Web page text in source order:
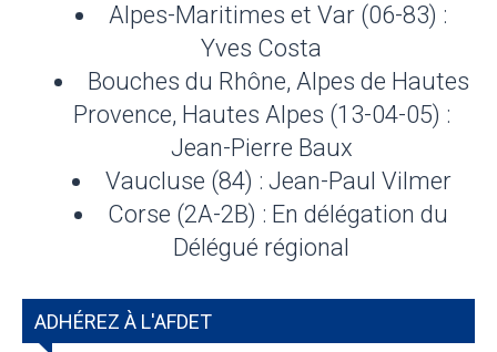
Alpes-Maritimes et Var (06-83) :
Yves Costa
Bouches du Rhône, Alpes de Hautes
Provence, Hautes Alpes (13-04-05) :
Jean-Pierre Baux
Vaucluse (84) : Jean-Paul Vilmer
Corse (2A-2B) : En délégation du
Délégué régional
ADHÉREZ À L'AFDET